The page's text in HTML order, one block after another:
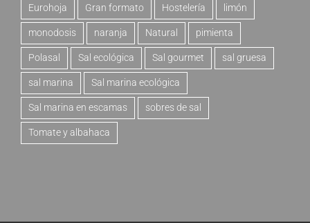
Eurohoja Gran formato Hostelería limón
monodosis naranja Natural pimienta
Polasal Sal ecológica Sal gourmet sal gruesa
sal marina Sal marina ecológica
Sal marina en escamas sobres de sal
Tomate y albahaca